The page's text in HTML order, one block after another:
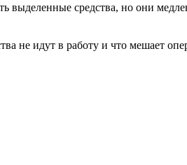
выделенные средства, но они
не идут в работу и что мешает